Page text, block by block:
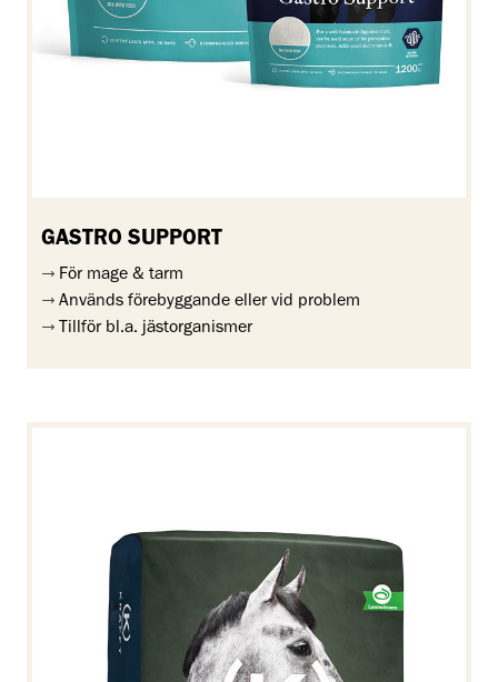
GASTRO SUPPORT
För mage & tarm
Används förebyggande eller vid problem
Tillför bl.a. jästorganismer